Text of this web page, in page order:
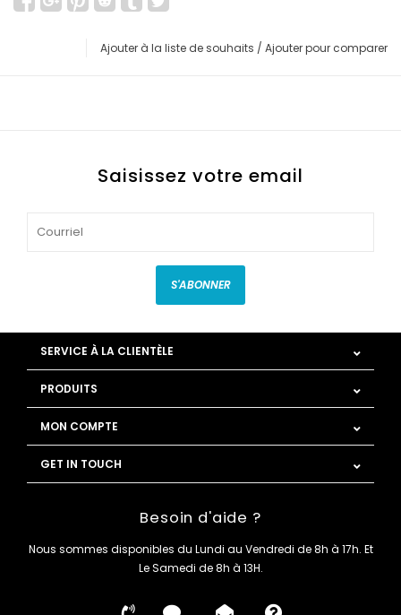
Ajouter à la liste de souhaits / Ajouter pour comparer
Saisissez votre email
S'ABONNER
SERVICE À LA CLIENTÈLE
PRODUITS
MON COMPTE
GET IN TOUCH
Besoin d'aide ?
Nous sommes disponibles du Lundi au Vendredi de 8h à 17h. Et
Le Samedi de 8h à 13H.